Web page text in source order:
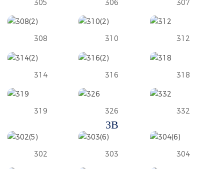
305 306 307
308 310 312
314 316 318
319 326 332
3B
302 303 304